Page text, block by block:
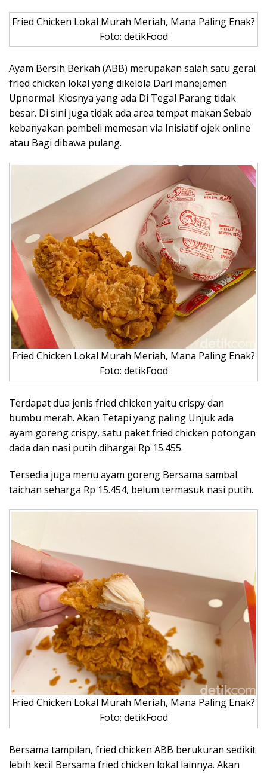
Fried Chicken Lokal Murah Meriah, Mana Paling Enak?
Foto: detikFood
Ayam Bersih Berkah (ABB) merupakan salah satu gerai
fried chicken lokal yang dikelola Dari manejemen
Upnormal. Kiosnya yang ada Di Tegal Parang tidak
besar. Di sini juga tidak ada area tempat makan Sebab
kebanyakan pembeli memesan via Inisiatif ojek online
atau Bagi dibawa pulang.
Fried Chicken Lokal Murah Meriah, Mana Paling Enak?
Foto: detikFood
Terdapat dua jenis fried chicken yaitu crispy dan
bumbu merah. Akan Tetapi yang paling Unjuk ada
ayam goreng crispy, satu paket fried chicken potongan
dada dan nasi putih dihargai Rp 15.455.
Tersedia juga menu ayam goreng Bersama sambal
taichan seharga Rp 15.454, belum termasuk nasi putih.
Fried Chicken Lokal Murah Meriah, Mana Paling Enak?
Foto: detikFood
Bersama tampilan, fried chicken ABB berukuran sedikit
lebih kecil Bersama fried chicken lokal lainnya. Akan